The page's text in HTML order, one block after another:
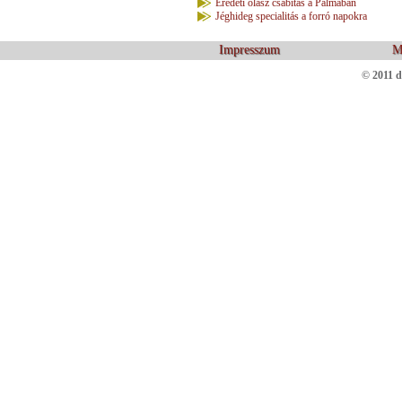
Eredeti olasz csábítás a Pálmában
Jéghideg specialitás a forró napokra
Impresszum
© 2011